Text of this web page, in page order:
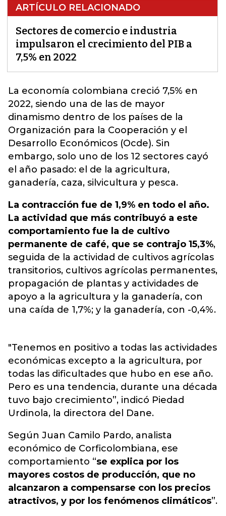
ARTÍCULO RELACIONADO
Sectores de comercio e industria
impulsaron el crecimiento del PIB a
7,5% en 2022
La economía colombiana creció 7,5% en
2022, siendo una de las de mayor
dinamismo dentro de los países de la
Organización para la Cooperación y el
Desarrollo Económicos (Ocde). Sin
embargo, solo uno de los 12 sectores cayó
el año pasado: el de la agricultura,
ganadería, caza, silvicultura y pesca.
La contracción fue de 1,9% en todo el año.
La actividad que más contribuyó a este
comportamiento fue la de cultivo
permanente de café, que se contrajo 15,3%,
seguida de la actividad de cultivos agrícolas
transitorios, cultivos agrícolas permanentes,
propagación de plantas y actividades de
apoyo a la agricultura y la ganadería, con
una caída de 1,7%; y la ganadería, con -0,4%.
"Tenemos en positivo a todas las actividades
económicas excepto a la agricultura, por
todas las dificultades que hubo en ese año.
Pero es una tendencia, durante una década
tuvo bajo crecimiento”, indicó Piedad
Urdinola, la directora del Dane.
Según Juan Camilo Pardo, analista
económico de Corficolombiana, ese
comportamiento “se explica por los
mayores costos de producción, que no
alcanzaron a compensarse con los precios
atractivos, y por los fenómenos climáticos”.